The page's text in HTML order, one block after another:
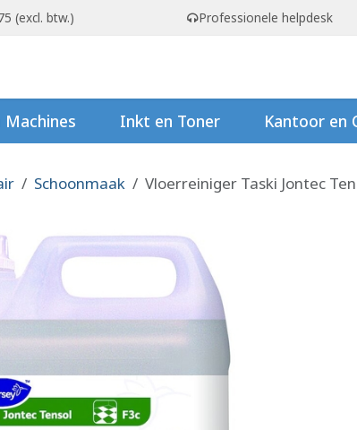
(excl. btw.) Professionele helpdesk
Machines Inkt en Toner Kantoor en
Schoonmaak Vloerreiniger Taski Jontec